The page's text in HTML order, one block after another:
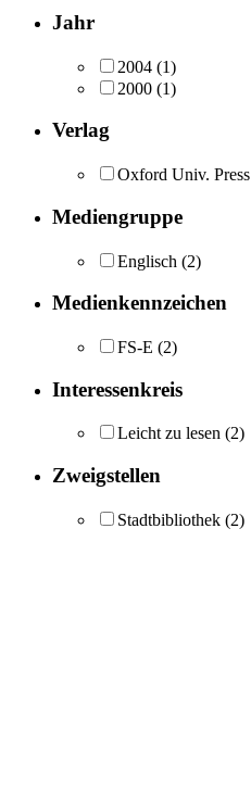
Jahr
2004 (1)
2000 (1)
Verlag
Oxford Univ. Press
Mediengruppe
Englisch (2)
Medienkennzeichen
FS-E (2)
Interessenkreis
Leicht zu lesen (2)
Zweigstellen
Stadtbibliothek (2)